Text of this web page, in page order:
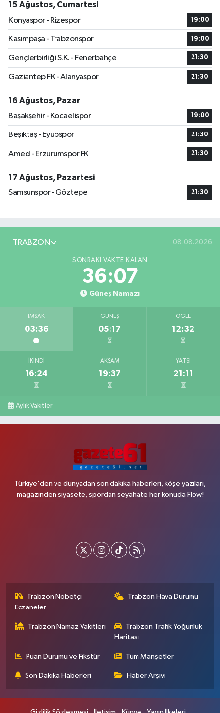
15 Ağustos, Cumartesi
Konyaspor - Rizespor
19:00
Kasımpaşa - Trabzonspor 19:00
Gençlerbirliği S.K. - Fenerbahçe 21:30
Gaziantep FK - Alanyaspor 21:30
16 Ağustos, Pazar
Başakşehir - Kocaelispor
19:00
Beşiktaş - Eyüpspor 21:30
Amed - Erzurumspor FK 21:30
17 Ağustos, Pazartesi
Samsunspor - Göztepe
21:30
TRABZON 08.08.2026
SONRAKI VAKTE KALAN
36:07
Güneş Namazı
İMSAK
03:36
GÜNEŞ
05:17
ÖĞLE
12:32
İKINDI
16:24
AKŞAM
19:37
YATSI
21:11
Aylık Vakitler
Türkiye'den ve dünyadan son dakika haberleri, köşe yazıları,
magazinden siyasete, spordan seyahate her konuda Flow!
Trabzon Nöbetçi
Eczaneler
Trabzon Hava Durumu
Trabzon Namaz Vakitleri
Trabzon Trafik Yoğunluk
Haritası
Puan Durumu ve Fikstür Tüm Manşetler
Son Dakika Haberleri Haber Arşivi